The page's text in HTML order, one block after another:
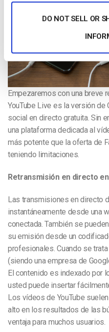
DO NOT SELL OR
Empezaremos con una breve
YouTube Live es la versión
social en directo gratuita. Sin
una plataforma dedicada al
más potente que la oferta de
teniendo limitaciones.
Retransmisión en directo
Las transmisiones en directo
instantáneamente desde una
conectada. También se
su emisión desde un
profesionales. Cuando se trata
(siendo una empresa de
El contenido es indexado por
usted puede insertar
Los vídeos de YouTube
alto en los resultados de las
ventaja para muchos usuarios.